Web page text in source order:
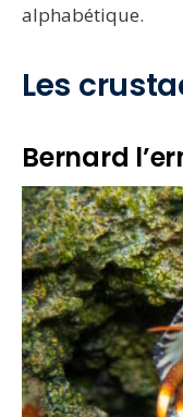
alphabétique.
Les
Bernard